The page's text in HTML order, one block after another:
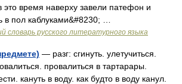
это время наверху завели патефон и
в пол каблуками&#8230; …
словарь русского литературного языка
— разг: сгинуть. улетучиться.
провалиться в тартарары.
кануть в воду. как будто в воду канул.